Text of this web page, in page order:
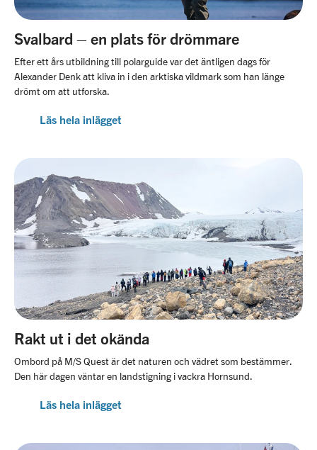
Svalbard – en plats för drömmare
Efter ett års utbildning till polarguide var det äntligen dags för
Alexander Denk att kliva in i den arktiska vildmark som han länge
drömt om att utforska.
Läs hela inlägget
Rakt ut i det okända
Ombord på M/S Quest är det naturen och vädret som bestämmer.
Den här dagen väntar en landstigning i vackra Hornsund.
Läs hela inlägget